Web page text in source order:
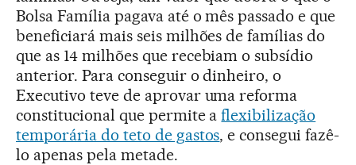
Bolsa Família pagava até o mês passado e que
beneficiará mais seis milhões de famílias do
que as 14 milhões que recebiam o subsídio
anterior. Para conseguir o dinheiro, o
Executivo teve de aprovar uma reforma
constitucional que permite aflexibilização
temporária do teto de gastos, e consegui fazê-
lo apenas pela metade.